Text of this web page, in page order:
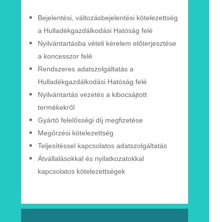
Bejelentési, változásbejelentési kötelezettség
a Hulladékgazdálkodási Hatóság felé
Nyilvántartásba vételi kérelem előterjesztése
a koncesszor felé
Rendszeres adatszolgáltatás a
Hulladékgazdálkodási Hatóság felé
Nyilvántartás vezetés a kibocsájtott
termékekről
Gyártó felelősségi díj megfizetése
Megőrzési kötelezettség
Teljesítéssel kapcsolatos adatszolgáltatás
Átvállalásokkal és nyilatkozatokkal
kapcsolatos kötelezettségek